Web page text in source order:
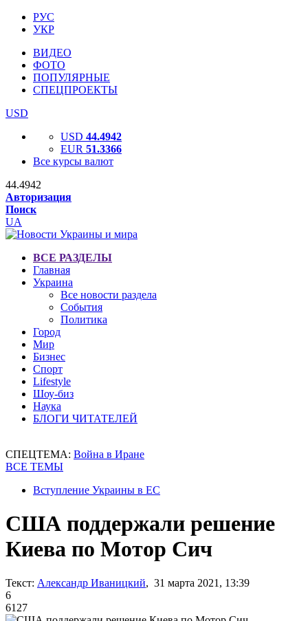
РУС
УКР
ВИДЕО
ФОТО
ПОПУЛЯРНЫЕ
СПЕЦПРОЕКТЫ
USD
USD 44.4942
EUR 51.3366
Все курсы валют
44.4942
Авторизация
Поиск
UA
ВСЕ РАЗДЕЛЫ
Главная
Украина
Все новости раздела
События
Политика
Город
Мир
Бизнес
Спорт
Lifestyle
Шоу-биз
Наука
БЛОГИ ЧИТАТЕЛЕЙ
СПЕЦТЕМА: Война в Иране
ВСЕ ТЕМЫ
Вступление Украины в ЕС
США поддержали решение
Киева по Мотор Сич
Текст: Александр Иваницкий, 31 марта 2021, 13:39
6
6127